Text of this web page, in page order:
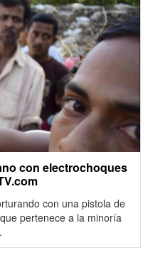
con electrochoques
con una pistola de
pertenece a la minoría